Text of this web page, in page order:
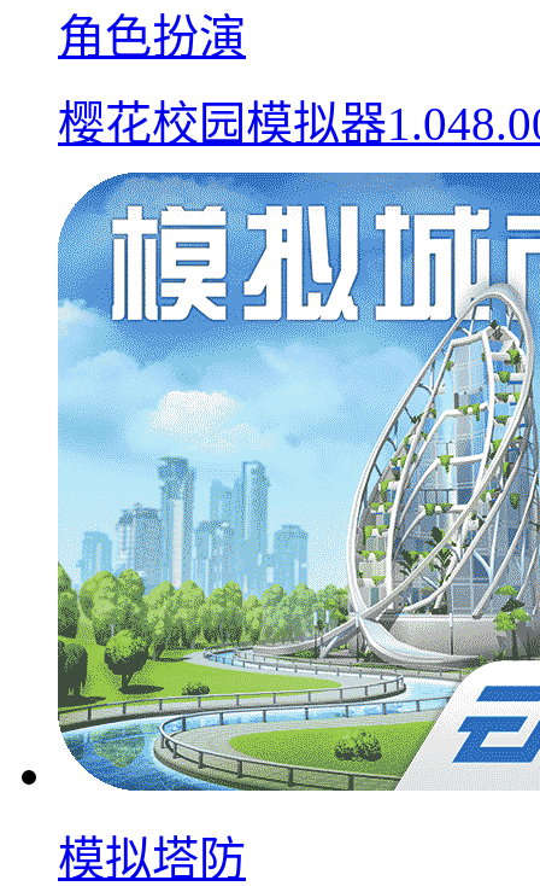
角色扮演
樱花校园模拟器
模拟塔防